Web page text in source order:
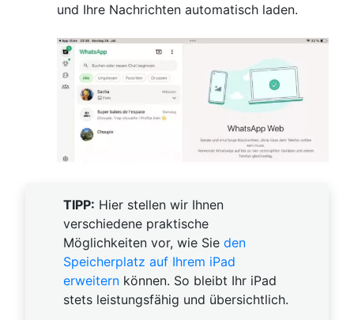
und Ihre Nachrichten automatisch laden.
TIPP: Hier stellen wir Ihnen
verschiedene praktische
Möglichkeiten vor, wie Sie den
Speicherplatz auf Ihrem iPad
erweitern können. So bleibt Ihr iPad
stets leistungsfähig und übersichtlich.